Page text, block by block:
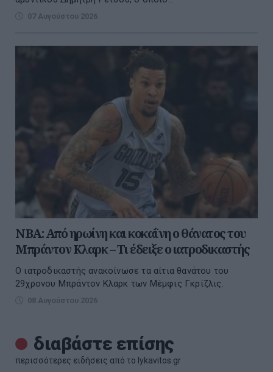
07 Αυγούστου 2026
NBA: Από ηρωίνη και κοκαΐνη ο θάνατος του
Μπράντον Κλαρκ – Τι έδειξε ο ιατροδικαστής
Ο ιατροδικαστής ανακοίνωσε τα αίτια θανάτου του
29χρονου Μπράντον Κλαρκ των Μέμφις Γκρίζλις.
08 Αυγούστου 2026
διαβάστε επίσης
περισσότερες ειδήσεις από το lykavitos.gr